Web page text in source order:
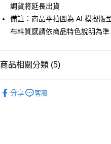
聯邦商業銀行
元大商業銀行
台新國際商業銀行
匯豐（台灣）商業銀行
聯邦商業銀行
元大商業銀行
台灣樂天信用卡公司
國泰世華商業銀行
匯豐（台灣）商業銀行
聯邦商業銀行
台新國際商業銀行
Apple Pay
街口支付
Google Pay
調貨將延長出貨
備註：商品平拍圖為 AI 模擬版
布料質感請依商品特色說明為準
商品相關分類 (5)
分享 客服